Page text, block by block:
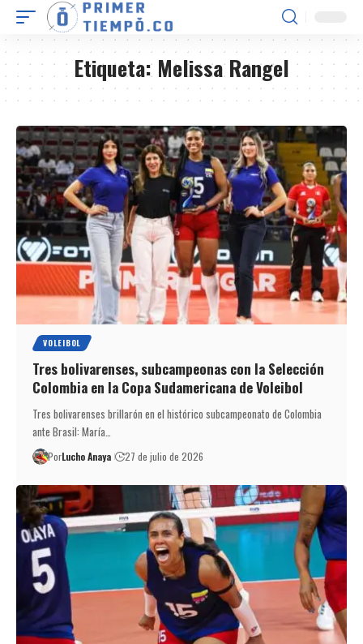
Etiqueta: Melissa Rangel
VOLEIBOL
Tres bolivarenses, subcampeonas con la Selección
Colombia en la Copa Sudamericana de Voleibol
Tres bolivarenses brillarón en el histórico subcampeonato de Colombia
ante Brasil: María…
PorLucho Anaya 27 de julio de 2026